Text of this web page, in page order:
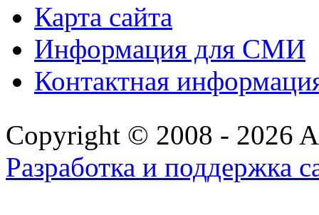
Карта сайта
Информация для СМИ
Контактная
Copyright © 2008 - 2026
Разработка и поддержка